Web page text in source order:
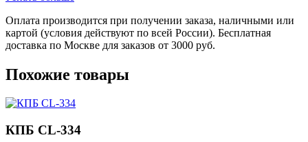
Оплата производится при получении заказа, наличными или
картой (условия действуют по всей России). Бесплатная
доставка по Москве для заказов от 3000 руб.
Похожие товары
КПБ CL-334